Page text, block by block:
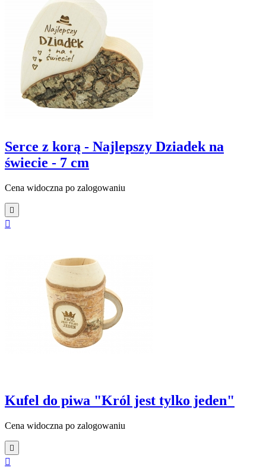
Serce z korą - Najlepszy Dziadek na
świecie - 7 cm
Cena widoczna po zalogowaniu


Kufel do piwa "Król jest tylko jeden"
Cena widoczna po zalogowaniu

